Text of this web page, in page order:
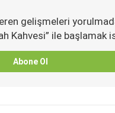
gelişmeleri
Kahvesi” ile başlamak
Abone Ol